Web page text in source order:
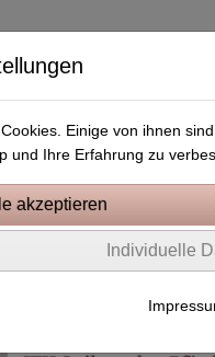
Kostenlose Stickdateien
Stickprojekte In the Hoop
Einige von ihnen
und Ihre Erfahrung zu
Individuelle